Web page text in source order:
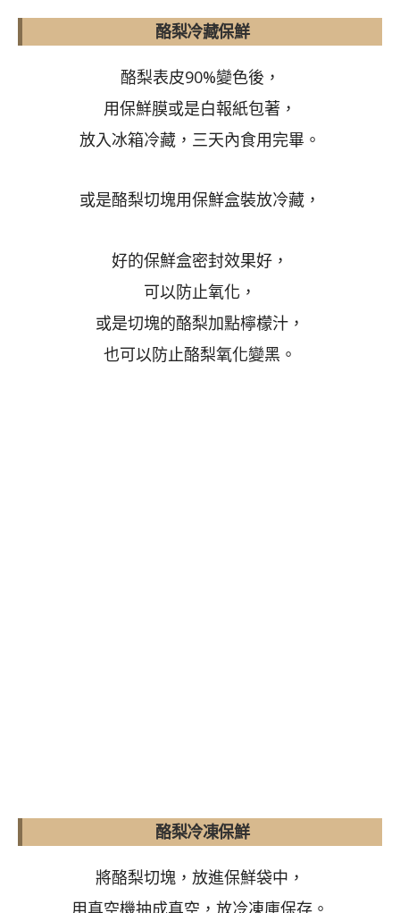
酪梨冷藏保鮮
酪梨表皮90%變色後，
用保鮮膜或是白報紙包著，
放入冰箱冷藏，三天內食用完畢。
或是酪梨切塊用保鮮盒裝放冷藏，
好的保鮮盒密封效果好，
可以防止氧化，
或是切塊的酪梨加點檸檬汁，
也可以防止酪梨氧化變黑。
酪梨冷凍保鮮
將酪梨切塊，放進保鮮袋中，
用真空機抽成真空，放冷凍庫保存。